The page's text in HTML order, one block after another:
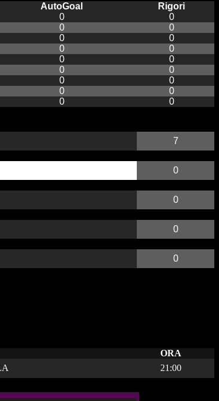
AutoGoal
Rigori
0
0
0
0
0
0
0
0
0
0
0
0
0
0
0
0
0 0
7
0
0
0
0
ORA
21:00